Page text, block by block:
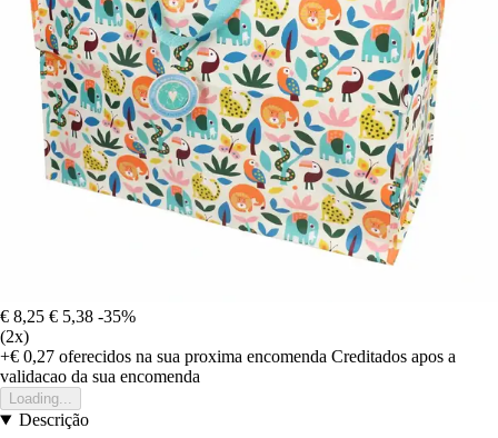
€ 8,25 € 5,38 -35%
(2x)
+€ 0,27 oferecidos na sua proxima encomenda Creditados apos a
validacao da sua encomenda
Loading...
Descrição